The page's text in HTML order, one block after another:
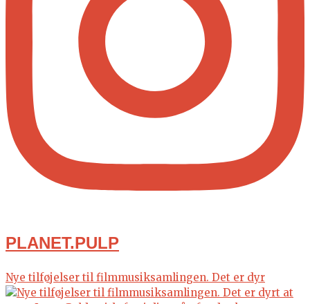
PLANET.PULP
Nye tilføjelser til filmmusiksamlingen. Det er dyr